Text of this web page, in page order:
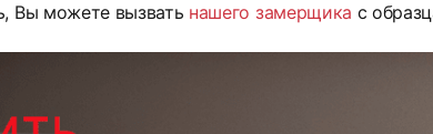
Вы можете вызвать нашего замерщика с